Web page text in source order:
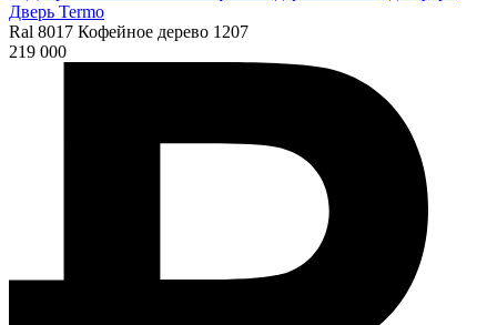
Дверь Termo
Ral 8017 Кофейное дерево 1207
219 000